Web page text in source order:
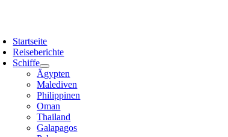
Startseite
Reiseberichte
Schiffe
Ägypten
Malediven
Philippinen
Oman
Thailand
Galapagos